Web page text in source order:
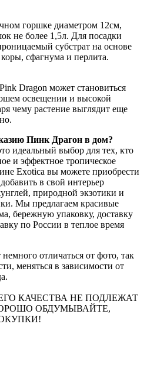
горшке диаметром 12см,
не более 1,5л. Для посадки
субстрат на основе
сфагнума и перлита.
Dragon может становиться
освещении и высокой
чему растение выглядит еще
Пинк Драгон в дом?
идеальный выбор для тех, кто
и эффектное тропическое
Exotica вы можете приобрести
в свой интерьер
природной экзотики и
Мы предлагаем красивые
бережную упаковку, доставку
по России в теплое время
отличаться от фото, так
меняться в зависимости от
КАЧЕСТВА НЕ ПОДЛЕЖАТ
ОБДУМЫВАЙТЕ,